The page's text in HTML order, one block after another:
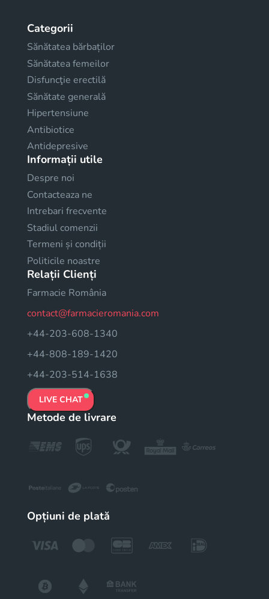
Categorii
Sănătatea bărbaților
Sănătatea femeilor
Disfuncţie erectilă
Sănătate generală
Hipertensiune
Antibiotice
Antidepresive
Informații utile
Despre noi
Contacteaza ne
Intrebari frecvente
Stadiul comenzii
Termeni și condiții
Politicile noastre
Relații Clienți
Farmacie România
contact@farmacieromania.com
+44-203-608-1340
+44-808-189-1420
+44-203-514-1638
LIVE CHAT
Metode de livrare
Opțiuni de plată